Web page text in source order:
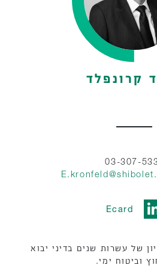
קרונפלד
Ecard
של עשרות שנים בדיני יבוא
וביטוח ימי.